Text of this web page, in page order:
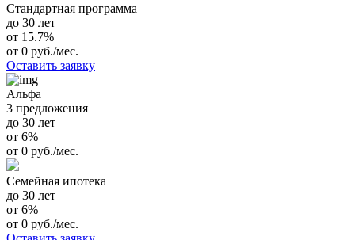
Стандартная программа
до 30 лет
от 15.7%
от 0 руб./мес.
Оставить заявку
Альфа
3 предложения
до 30 лет
от 6%
от 0 руб./мес.
Семейная ипотека
до 30 лет
от 6%
от 0 руб./мес.